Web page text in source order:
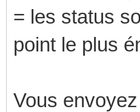
= les status
point le plus
Vous